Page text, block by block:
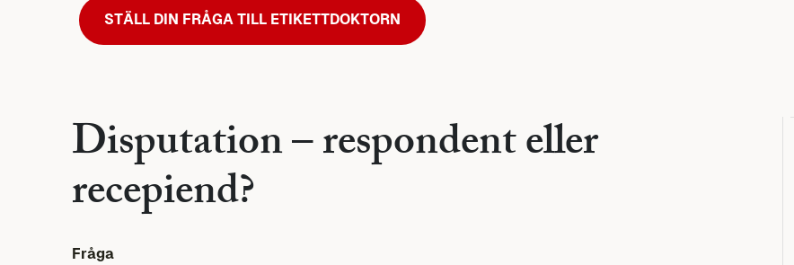
STÄLL DIN FRÅGA TILL ETIKETTDOKTORN
Disputation – respondent eller
recepiend?
Fråga